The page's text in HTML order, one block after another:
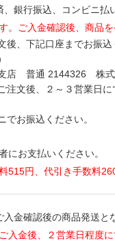
、銀行振込、コンビニ払
。ご入金確認後、商品を
、下記口座までお振込
店 普通 2144326 株式
文後、２～３営業日に
でお振込ください。
お支払いください。
515円、代引き手数料
入金確認後の商品発送
入金後、２営業日程度